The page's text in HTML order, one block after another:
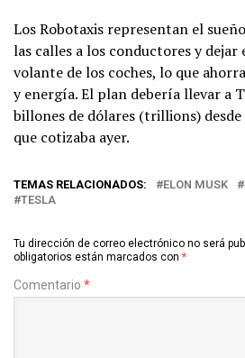
Los Robotaxis representan el
las calles a los conductores y dejar
volante de los coches, lo que
y energía. El plan debería llevar a
billones de dólares (trillions)
que cotizaba ayer.
TEMAS RELACIONADOS: ELON MUSK
TESLA
Tu dirección de correo electrónico no será
obligatorios están marcados con *
Comentario *